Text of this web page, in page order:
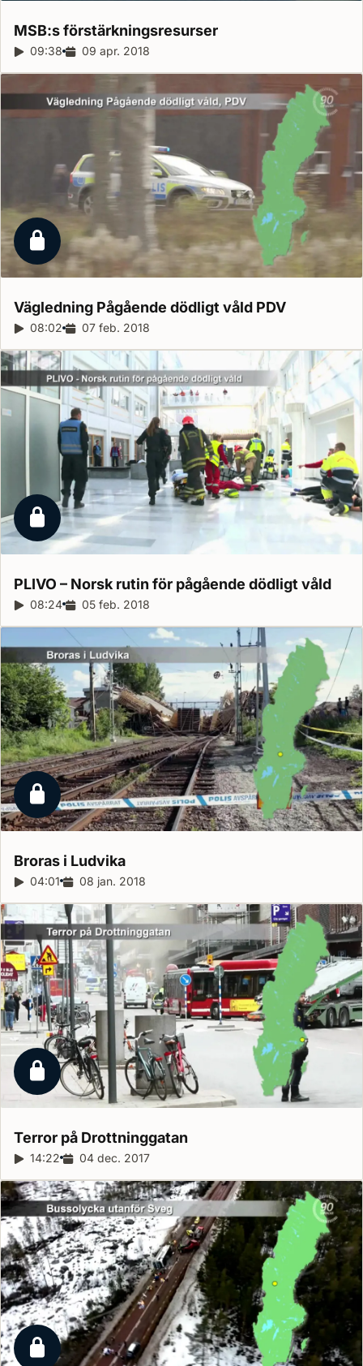
MSB:sförstärkningsresurser
Reportagelängd:
09:38 Releasedatum:
09 apr. 2018
Låst reportage
Vägledning Pågående dödligt våld PDV
Reportagelängd:
08:02 Releasedatum:
07 feb. 2018
Låst reportage
PLIVO – Norsk rutin för pågående dödligt våld
Reportagelängd:
08:24 Releasedatum:
05 feb. 2018
Låst reportage
Broras i Ludvika
Reportagelängd:
04:01 Releasedatum:
08 jan. 2018
Låst reportage
Terror på Drottninggatan
Reportagelängd:
14:22 Releasedatum:
04 dec. 2017
Låst reportage